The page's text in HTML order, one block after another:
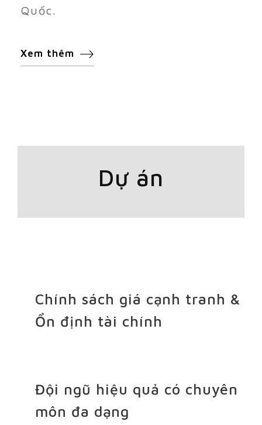
Quốc.
Xem thêm
Dự án
Chính sách giá cạnh tranh &
Ổn định tài chính
Đội ngũ hiệu quả có chuyên
môn đa dạng